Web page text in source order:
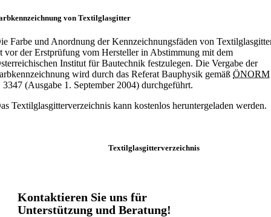
von Textilglasgitter
Farbe und Anordnung der Kennzeichnungsfäden von
vor der Erstprüfung vom Hersteller in Abstimmung mit dem
Institut für Bautechnik festzulegen. Die Vergabe der
wird durch das Referat Bauphysik gemäßÖNORM
3347 (Ausgabe 1. September 2004) durchgeführt.
Textilglasgitterverzeichnis kann kostenlos heruntergeladen werden.
Textilglasgitterverzeichnis
Kontaktieren Sie uns für
Unterstützung und Beratung!